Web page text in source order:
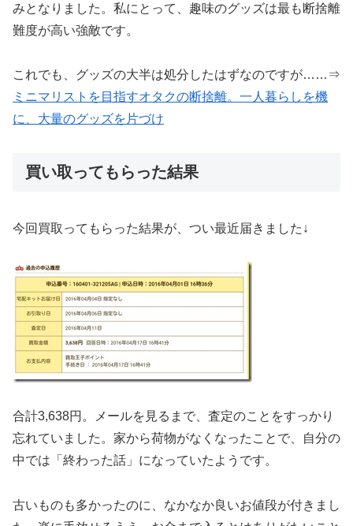
みとなりました。私にとって、趣味のグッズは最も断捨離
難度が高い強敵です。
これでも、グッズの大半は処分したはずなのですが……⇒
ミニマリストを目指すオタクの断捨離。一人暮らしを機
に、大量のグッズを片づけ
買い取ってもらった結果
今回買取ってもらった結果が、つい最近届きました↓
合計3,638円。メールを見るまで、査定のことをすっかり
忘れていました。家から荷物がなくなったことで、自分の
中では「終わった話」になっていたようです。
古いものも多かったのに、なかなか良いお値段が付きまし